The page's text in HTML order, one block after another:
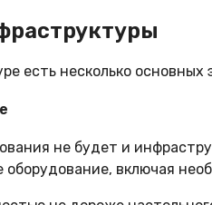
есть несколько
не будет и
оборудование, включая